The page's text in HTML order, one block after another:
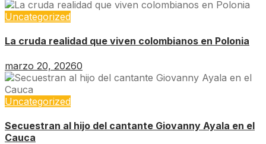
Uncategorized
La cruda realidad que viven colombianos en Polonia
marzo 20, 20260
Uncategorized
Secuestran al hijo del cantante Giovanny Ayala en el
Cauca